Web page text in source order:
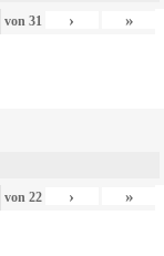
von 31 › »
von 22 › »